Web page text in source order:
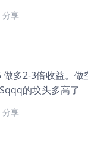
分享
做多2-3倍收益。
的坟头多高了
分享